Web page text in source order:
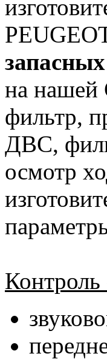
на нашей
фильтр,
ДВС,
осмотр
Контроль